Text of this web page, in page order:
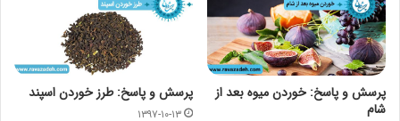
پرسش و پاسخ: خوردن ميوه بعد از
شام
پرسش و پاسخ: طرز خوردن اسپند
۱۳۹۷-۱۰-۱۳